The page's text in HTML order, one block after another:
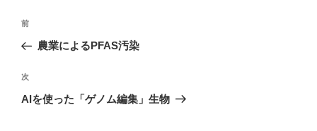
投
稿
ビ
ゲ
前
の
稿
前
農業によるPFAS汚染
次
の
次
AIを使った「ゲノム編集」生物